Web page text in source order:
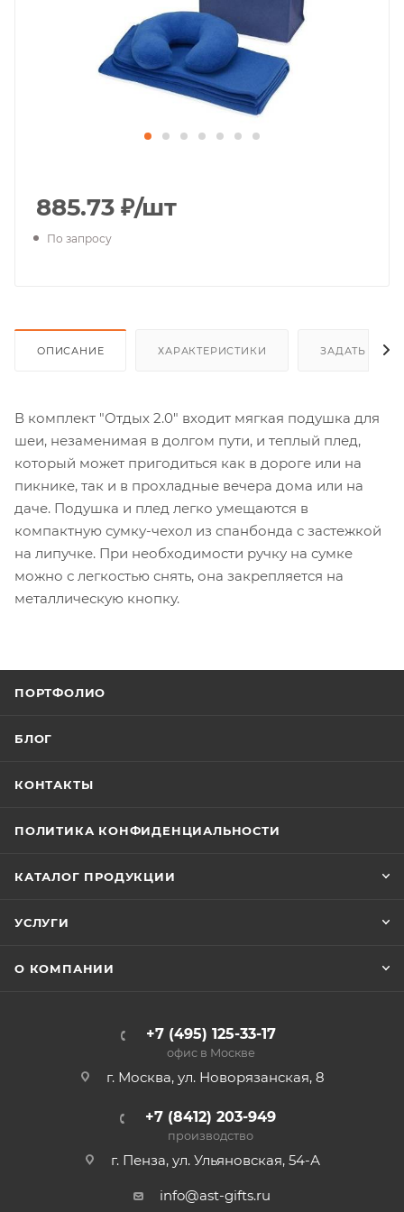
885.73 ₽/шт
По запросу
ОПИСАНИЕ ХАРАКТЕРИСТИКИ ЗАДАТЬ
В комплект "Отдых 2.0" входит мягкая подушка для
шеи, незаменимая в долгом пути, и теплый плед,
который может пригодиться как в дороге или на
пикнике, так и в прохладные вечера дома или на
даче. Подушка и плед легко умещаются в
компактную сумку-чехол из спанбонда с застежкой
на липучке. При необходимости ручку на сумке
можно с легкостью снять, она закрепляется на
металлическую кнопку.
ПОРТФОЛИО
БЛОГ
КОНТАКТЫ
ПОЛИТИКА КОНФИДЕНЦИАЛЬНОСТИ
КАТАЛОГ ПРОДУКЦИИ
УСЛУГИ
О КОМПАНИИ
+7 (495) 125-33-17
офис в Москве
г. Москва, ул. Новорязанская, 8
+7 (8412) 203-949
производство
г. Пенза, ул. Ульяновская, 54-А
info@ast-gifts.ru